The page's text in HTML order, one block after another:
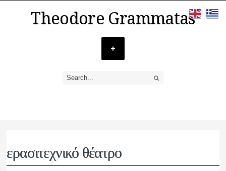
Theodore Grammatas
ερασιτεχνικό θέατρο